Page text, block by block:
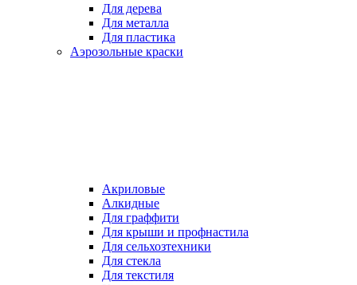
Для дерева
Для металла
Для пластика
Аэрозольные краски
Акриловые
Алкидные
Для граффити
Для крыши и профнастила
Для сельхозтехники
Для стекла
Для текстиля